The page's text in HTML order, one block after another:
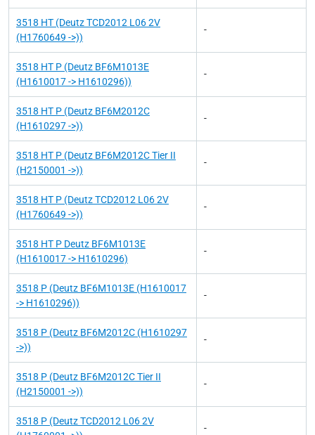
3518 HT (Deutz TCD2012 L06 2V
(H1760649 ->))
-
3518 HT P (Deutz BF6M1013E
(H1610017 -> H1610296))
-
3518 HT P (Deutz BF6M2012C
(H1610297 ->))
-
3518 HT P (Deutz BF6M2012C Tier II
(H2150001 ->))
-
3518 HT P (Deutz TCD2012 L06 2V
(H1760649 ->))
-
3518 HT P Deutz BF6M1013E
(H1610017 -> H1610296)
-
3518 P (Deutz BF6M1013E (H1610017
-> H1610296))
-
3518 P (Deutz BF6M2012C (H1610297
->))
-
3518 P (Deutz BF6M2012C Tier II
(H2150001 ->))
-
3518 P (Deutz TCD2012 L06 2V
-